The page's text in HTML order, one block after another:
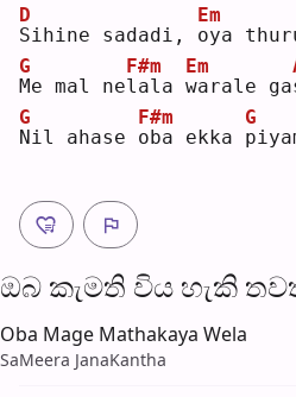
S
D
ihine sadadi, o
Em
ya
M
G
e mal nel
F#m
ala w
Em
arale ga
N
G
il ahase o
F#m
ba ekka p
G
ඔබ කැමති විය හැ​කි
Oba Mage Mathakaya Wela
SaMeera JanaKantha